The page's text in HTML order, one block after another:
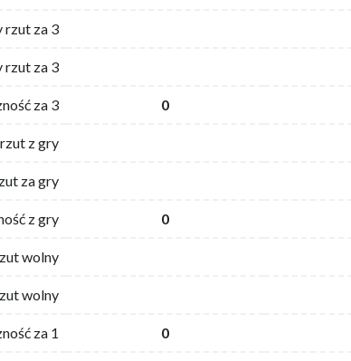
rzut za 3
rzut za 3
za 3 0
z gry
za gry
z gry 0
wolny
wolny
za 1 0